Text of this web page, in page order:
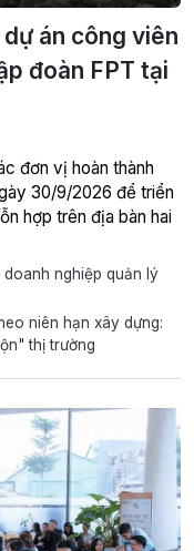
án công viên
đoàn FPT tại
đơn vị hoàn thành
30/9/2026 để triển
hợp trên địa bàn hai
nghiệp quản lý
niên hạn xây dựng:
thị trường